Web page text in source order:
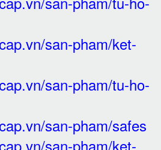
san-pham/ket-
san-pham/tu-ho-
san-pham/safes
san-pham/ket-